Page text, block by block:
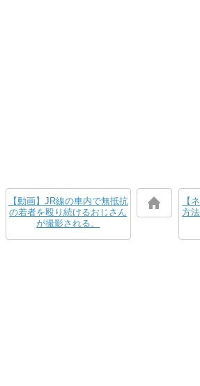
【動画】JR線の車内で無抵抗
の若者を殴り続けるおじさん
が撮影される。
【
方